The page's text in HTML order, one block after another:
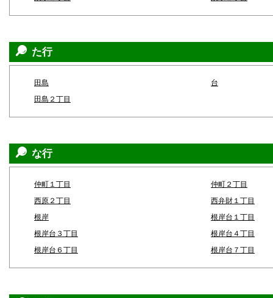
た行
田島
台
田島２丁目
な行
仲町１丁目
仲町２丁目
西原２丁目
西弁財１丁目
根岸
根岸台１丁目
根岸台３丁目
根岸台４丁目
根岸台６丁目
根岸台７丁目